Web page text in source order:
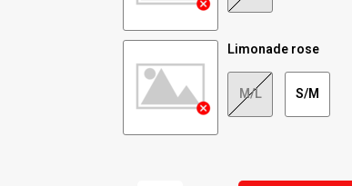
Limonade rose
M/L S/M